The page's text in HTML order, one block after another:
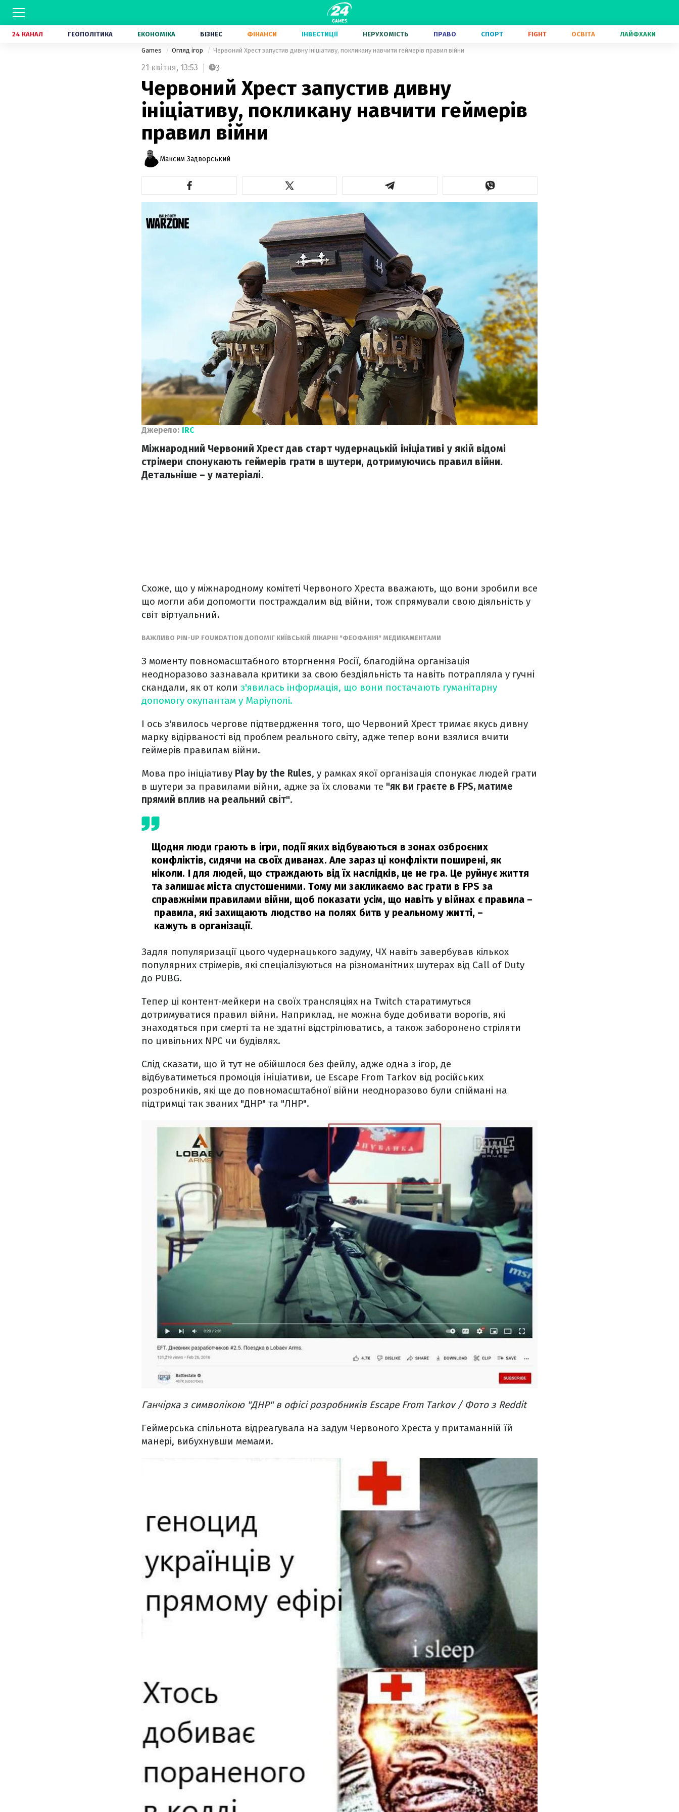
24 КАНАЛ ГЕОПОЛІТИКА ЕКОНОМІКА БІЗНЕС ФІНАНСИ ІНВЕСТИЦІЇ НЕРУХОМІСТЬ ПРАВО СПОРТ FIGHT ОСВІТА ЛАЙФХАКИ
Games Огляд ігор Червоний Хрест запустив дивну ініціативу, покликану навчити геймерів правил війни
21 квітня, 13:53 3
Червоний Хрест запустив дивну
ініціативу, покликану навчити геймерів
правил війни
Максим Задворський
Джерело: IRC
Міжнародний Червоний Хрест дав старт чудернацькій ініціативі у якій відомі
стрімери спонукають геймерів грати в шутери, дотримуючись правил війни.
Детальніше – у матеріалі.
Схоже, що у міжнародному комітеті Червоного Хреста вважають, що вони зробили все
що могли аби допомогти постраждалим від війни, тож спрямували свою діяльність у
світ віртуальний.
ВАЖЛИВО PIN-UP FOUNDATION ДОПОМІГ КИЇВСЬКІЙ ЛІКАРНІ "ФЕОФАНІЯ" МЕДИКАМЕНТАМИ
З моменту повномасштабного вторгнення Росії, благодійна організація
неодноразово зазнавала критики за свою бездіяльність та навіть потрапляла у гучні
скандали, як от коли з'явилась інформація, що вони постачають гуманітарну
допомогу окупантам у Маріуполі.
І ось з'явилось чергове підтвердження того, що Червоний Хрест тримає якусь дивну
марку відірваності від проблем реального світу, адже тепер вони взялися вчити
геймерів правилам війни.
Мова про ініціативу Play by the Rules, у рамках якої організація спонукає людей грати
в шутери за правилами війни, адже за їх словами те "як ви граєте в FPS, матиме
прямий вплив на реальний світ".
Щодня люди грають в ігри, події яких відбуваються в зонах озброєних
конфліктів, сидячи на своїх диванах. Але зараз ці конфлікти поширені, як
ніколи. І для людей, що страждають від їх наслідків, це не гра. Це руйнує життя
та залишає міста спустошеними. Тому ми закликаємо вас грати в FPS за
справжніми правилами війни, щоб показати усім, що навіть у війнах є правила –
правила, які захищають людство на полях битв у реальному житті, –
кажуть в організації.
Задля популяризації цього чудернацького задуму, ЧХ навіть завербував кількох
популярних стрімерів, які спеціалізуються на різноманітних шутерах від Call of Duty
до PUBG.
Тепер ці контент-мейкери на своїх трансляціях на Twitch старатимуться
дотримуватися правил війни. Наприклад, не можна буде добивати ворогів, які
знаходяться при смерті та не здатні відстрілюватись, а також заборонено стріляти
по цивільних NPC чи будівлях.
Слід сказати, що й тут не обійшлося без фейлу, адже одна з ігор, де
відбуватиметься промоція ініціативи, це Escape From Tarkov від російських
розробників, які ще до повномасштабної війни неодноразово були спіймані на
підтримці так званих "ДНР" та "ЛНР".
Ганчірка з символікою "ДНР" в офісі розробників Escape From Tarkov / Фото з Reddit
Геймерська спільнота відреагувала на задум Червоного Хреста у притаманній їй
манері, вибухнувши мемами.